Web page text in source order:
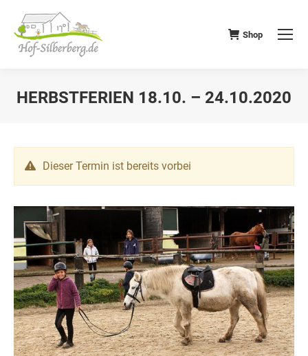
Shop
HERBSTFERIEN 18.10. – 24.10.2020
Dieser Termin ist bereits vorbei